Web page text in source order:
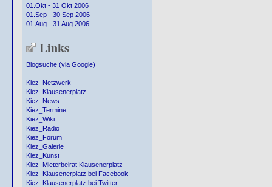
01.Okt - 31 Okt 2006
01.Sep - 30 Sep 2006
01.Aug - 31 Aug 2006
Links
Blogsuche (via Google)
Kiez_Netzwerk
Kiez_Klausenerplatz
Kiez_News
Kiez_Termine
Kiez_Wiki
Kiez_Radio
Kiez_Forum
Kiez_Galerie
Kiez_Kunst
Kiez_Mieterbeirat Klausenerplatz
Kiez_Klausenerplatz bei Facebook
Kiez_Klausenerplatz bei Twitter